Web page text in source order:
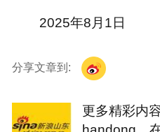
2025年8月1日
分享文章到:
更多精彩内